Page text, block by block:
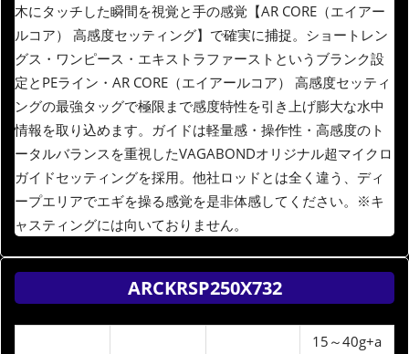
木にタッチした瞬間を視覚と手の感覚【AR CORE（エイアー
ルコア） 高感度セッティング】で確実に捕捉。ショートレン
グス・ワンピース・エキストラファーストというブランク設
定とPEライン・AR CORE（エイアールコア） 高感度セッティ
ングの最強タッグで極限まで感度特性を引き上げ膨大な水中
情報を取り込めます。ガイドは軽量感・操作性・高感度のト
ータルバランスを重視したVAGABONDオリジナル超マイクロ
ガイドセッティングを採用。他社ロッドとは全く違う、ディ
ープエリアでエギを操る感覚を是非体感してください。※キ
ャスティングには向いておりません。
ARCKRSP250X732
15～40g+a